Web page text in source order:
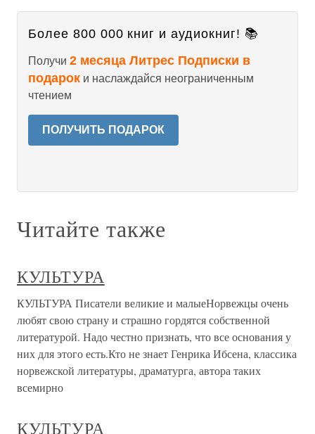
Более 800 000 книг и аудиокниг! 📚
Получи 2 месяца Литрес Подписки в
подарок и наслаждайся неограниченным
чтением
ПОЛУЧИТЬ ПОДАРОК
Читайте также
КУЛЬТУРА
КУЛЬТУРА Писатели великие и малыеНорвежцы очень
любят свою страну и страшно гордятся собственной
литературой. Надо честно признать, что все основания у
них для этого есть.Кто не знает Генрика Ибсена, классика
норвежской литературы, драматурга, автора таких
всемирно
КУЛЬТУРА